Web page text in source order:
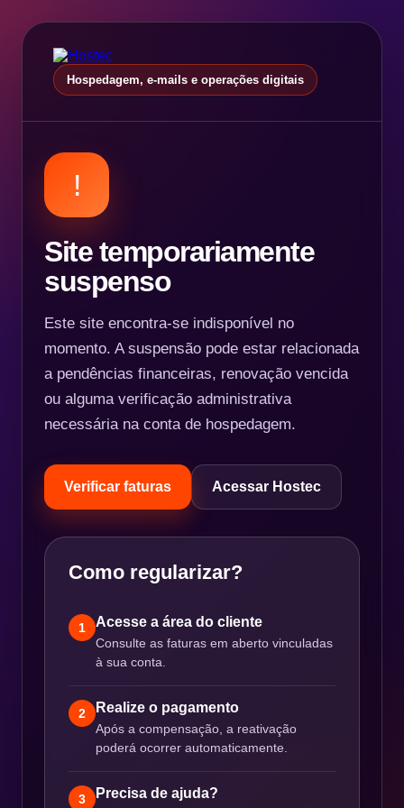
Hospedagem, e-mails e operações digitais
!
Site temporariamente
suspenso
Este site encontra-se indisponível no
momento. A suspensão pode estar relacionada
a pendências financeiras, renovação vencida
ou alguma verificação administrativa
necessária na conta de hospedagem.
Verificar faturas Acessar Hostec
Como regularizar?
1 Acesse a área do cliente
Consulte as faturas em aberto vinculadas
à sua conta.
2 Realize o pagamento
Após a compensação, a reativação
poderá ocorrer automaticamente.
3 Precisa de ajuda?